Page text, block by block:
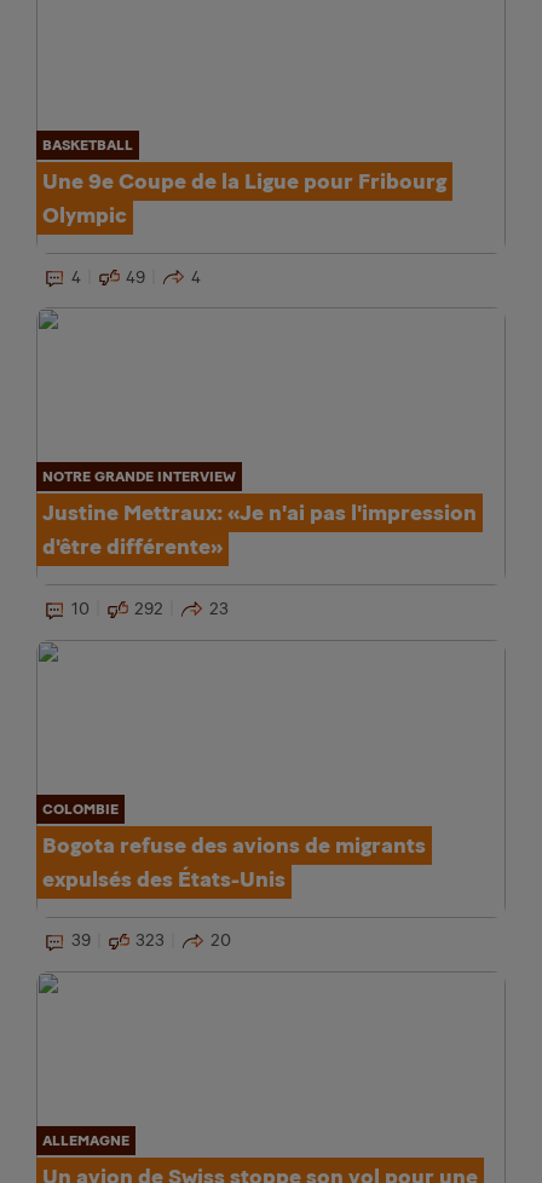
BASKETBALL
Une 9e Coupe de la Ligue pour Fribourg
Olympic
4 49 4
NOTRE GRANDE INTERVIEW
Justine Mettraux: «Je n'ai pas l'impression
d'être différente»
10 292 23
COLOMBIE
Bogota refuse des avions de migrants
expulsés des États-Unis
39 323 20
ALLEMAGNE
Un avion de Swiss stoppe son vol pour une